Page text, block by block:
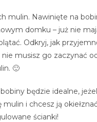
mulin. Nawinięte na
domku – już nie
Odkryj, jak
musisz go zaczynać
🙂
będzie idealne,
i chcesz ją
ścianki!